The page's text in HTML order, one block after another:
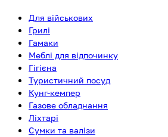
Для військових
Грилі
Гамаки
Меблі для відпочинку
Гігієна
Туристичний посуд
Кунг-кемпер
Газове обладнання
Ліхтарі
Сумки та валізи